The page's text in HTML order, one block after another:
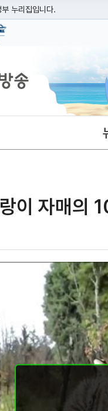
누리집입니다.
주소를 사용하고 있다면 아래
이 자매의